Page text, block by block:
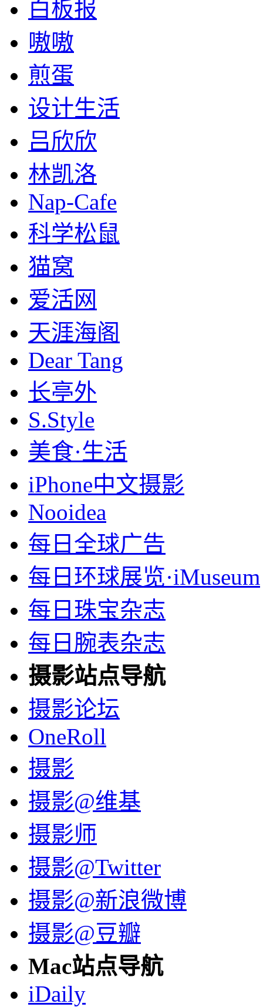
白板报
嗷嗷
煎蛋
设计生活
吕欣欣
林凯洛
Nap-Cafe
科学松鼠
猫窝
爱活网
天涯海阁
Dear Tang
长亭外
S.Style
美食·生活
iPhone中文摄影
Nooidea
每日全球广告
每日环球展览·iMuseum
每日珠宝杂志
每日腕表杂志
摄影站点导航
摄影论坛
OneRoll
摄影
摄影@维基
摄影师
摄影@Twitter
摄影@新浪微博
摄影@豆瓣
Mac站点导航
iDaily